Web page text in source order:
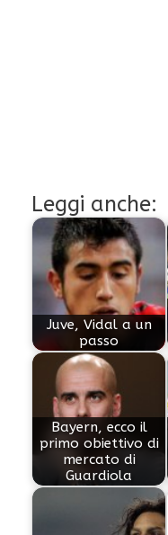
Leggi anche:
Juve, Vidal a un
passo
Bayern, ecco il
primo obiettivo di
mercato di
Guardiola